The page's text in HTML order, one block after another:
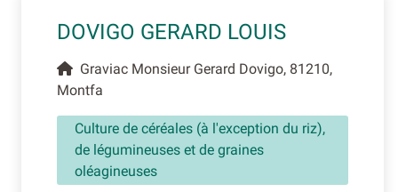
DOVIGO GERARD LOUIS
Graviac Monsieur Gerard Dovigo, 81210,
Montfa
Culture de céréales (à l'exception du riz),
de légumineuses et de graines
oléagineuses